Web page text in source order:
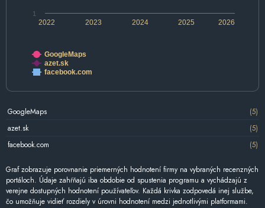
2022 2024 2026
2023 2025
1
GoogleMaps
azet.sk
facebook.com
GoogleMaps
(5)
azet.sk
(5)
facebook.com
(5)
Graf zobrazuje porovnanie priemerných hodnotení firmy na vybraných recenzných
portáloch. Údaje zahŕňajú iba obdobie od spustenia programu a vychádzajú z
verejne dostupných hodnotení používateľov. Každá krivka zodpovedá inej službe,
čo umožňuje vidieť rozdiely v úrovni hodnotení medzi jednotlivými platformami.